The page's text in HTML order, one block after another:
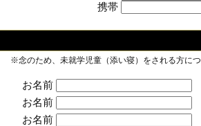
携帯
※念のため、未就学児童（添い寝）をされる方に
お名前
お名前
お名前